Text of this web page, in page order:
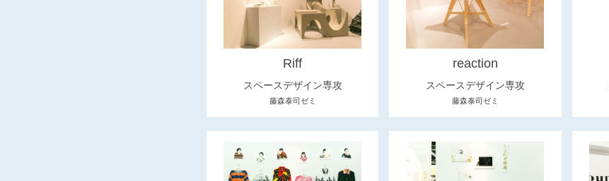
Riff
スペースデザイン専攻
藤森泰司ゼミ
reaction
スペースデザイン専攻
藤森泰司ゼミ